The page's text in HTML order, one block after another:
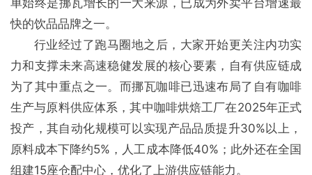
单始终是挪瓦增长的一大来源，已成为外卖平台增速最
快的饮品品牌之一。
行业经过了跑马圈地之后，大家开始更关注内功实
力和支撑未来高速稳健发展的核心要素，自有供应链成
为了其中重点之一。而挪瓦咖啡已迅速布局了自有咖啡
生产与原料供应体系，其中咖啡烘焙工厂在2025年正式
投产，其自动化规模可以实现产品品质提升30%以上，
原料成本下降约5%，人工成本降低40%；此外还在全国
组建15座仓配中心，优化了上游供应链能力。